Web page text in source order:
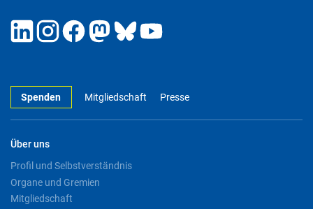
Spenden Mitgliedschaft Presse
Über uns
Profil und Selbstverständnis
Organe und Gremien
Mitgliedschaft